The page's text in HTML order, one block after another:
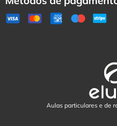
Aulas particulares e de